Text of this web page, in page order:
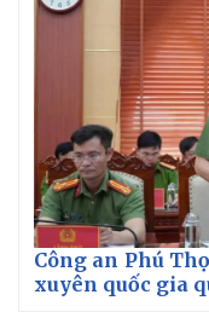
Lịch thi đấu bóng đá
Thế giới thể thao
eSports
Hậu trường
Công an Phú
xuyên quốc gia